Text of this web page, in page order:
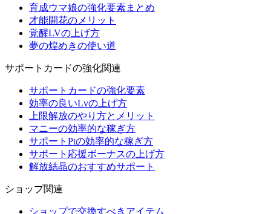
育成ウマ娘の強化要素まとめ
才能開花のメリット
覚醒LVの上げ方
夢の煌めきの使い道
サポートカードの強化関連
サポートカードの強化要素
効率の良いLvの上げ方
上限解放のやり方とメリット
マニーの効率的な稼ぎ方
サポートPtの効率的な稼ぎ方
サポート応援ボーナスの上げ方
解放結晶のおすすめサポート
ショップ関連
ショップで交換すべきアイテム